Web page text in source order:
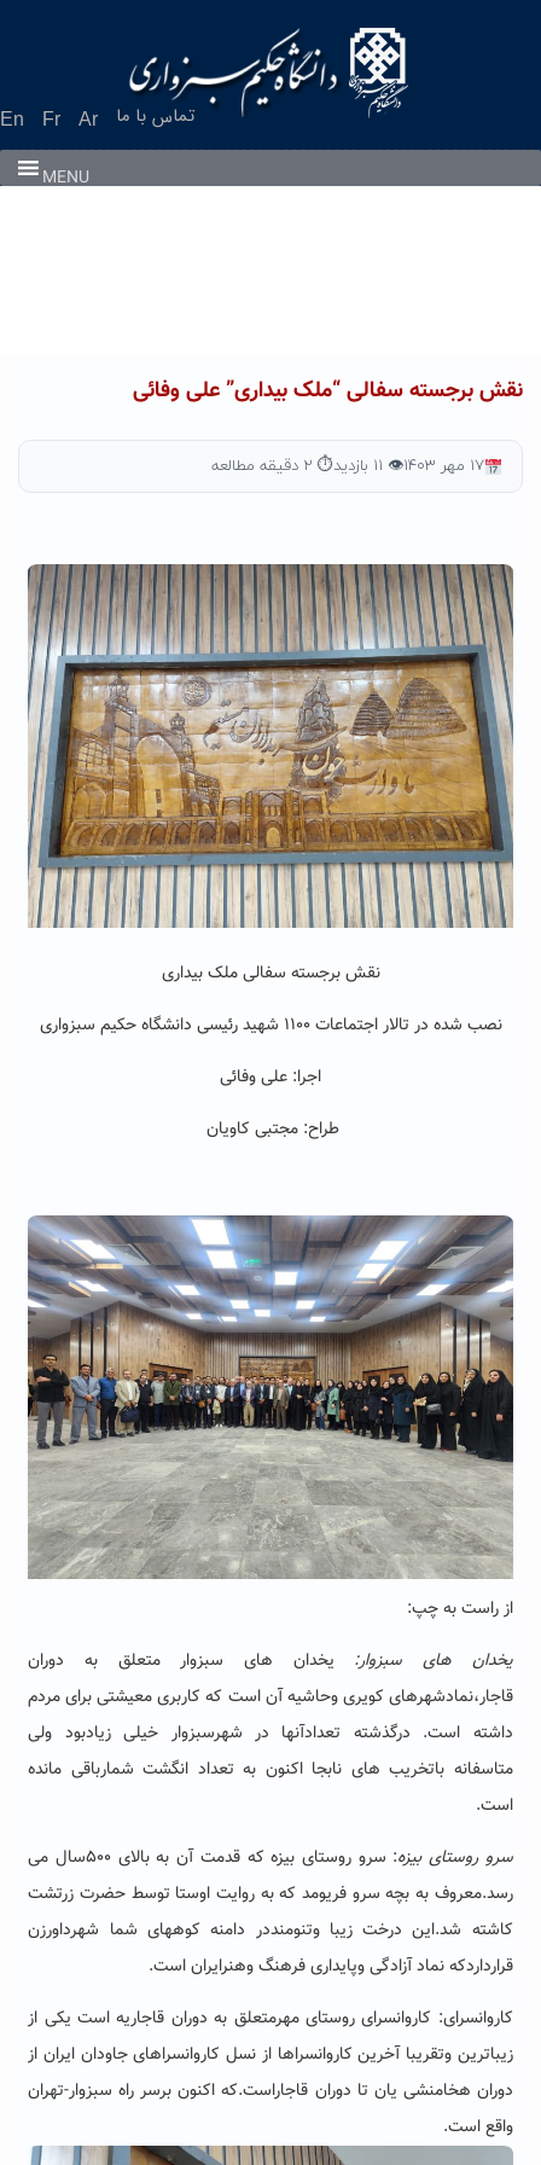
En Fr Ar تماس با ما
MENU
نقش برجسته سفالی “ملک بیداری” علی وفائی
۱۷ مهر ۱۴۰۳ 👁 ۱۱ بازدید ⏱ ۲ دقیقه مطالعه
نقش برجسته سفالی ملک بیداری
نصب شده در تالار اجتماعات ۱۱۰۰ شهید رئیسی دانشگاه حکیم سبزواری
اجرا: علی وفائی
طراح: مجتبی کاویان
از راست به چپ:
یخدان های سبزوار: یخدان های سبزوار متعلق به دوران
قاجار،نمادشهرهای کویری وحاشیه آن است که کاربری معیشتی برای مردم
داشته است. درگذشته تعدادآنها در شهرسبزوار خیلی زیادبود ولی
متاسفانه باتخریب های نابجا اکنون به تعداد انگشت شمارباقی مانده
است.
سرو روستای بیزه
: سرو روستای بیزه که قدمت آن به بالای ۵۰۰سال می
رسد.معروف به بچه سرو فریومد که به روایت اوستا توسط حضرت زرتشت
کاشته شد.این درخت زیبا وتنومنددر دامنه کوههای شما شهرداورزن
قرارداردکه نماد آزادگی وپایداری فرهنگ وهنرایران است.
کاروانسرای: کاروانسرای روستای مهرمتعلق به دوران قاجاریه است یکی از
زیباترین وتقریبا آخرین کاروانسراها از نسل کاروانسراهای جاودان ایران از
دوران هخامنشی یان تا دوران قاجاراست.که اکنون برسر راه سبزوار-تهران
واقع است.